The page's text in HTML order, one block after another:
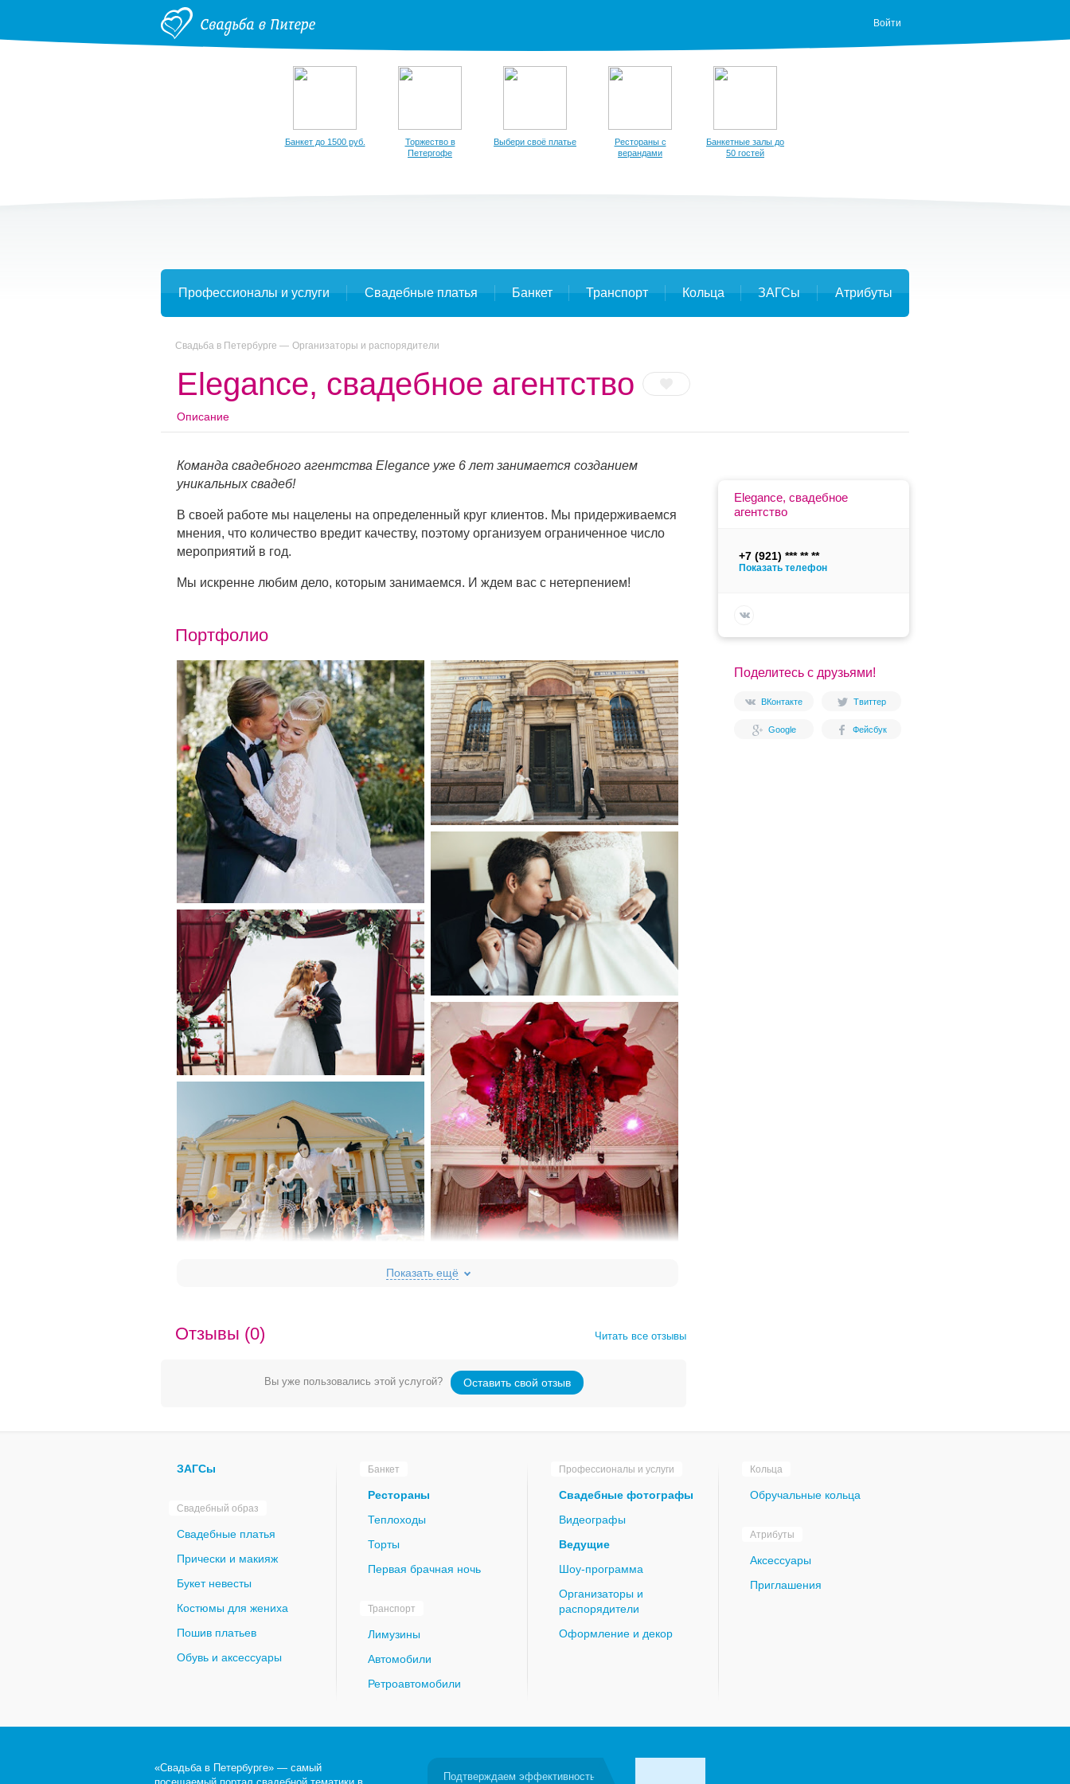
Войти
Банкет до 1500 руб.
Торжество в
Петергофе
Выбери своё платье
Рестораны с
верандами
Банкетные залы до
50 гостей
Профессионалы и услуги Свадебные платья Банкет Транспорт Кольца ЗАГСы Атрибуты
Свадьба в Петербурге Организаторы и распорядители
Elegance, свадебное агентство
Описание
Elegance, свадебное
агентство
+7 (921)
Показать телефон
Поделитесь с друзьями!
ВКонтакте Твиттер
Google Фейсбук
Команда свадебного агентства Elegance уже 6 лет занимается созданием
уникальных свадеб!
В своей работе мы нацелены на определенный круг клиентов. Мы придерживаемся
мнения, что количество вредит качеству, поэтому организуем ограниченное число
мероприятий в год.
Мы искренне любим дело, которым занимаемся. И ждем вас с нетерпением!
Портфолио
Отзывы (0) Читать все отзывы
Вы уже пользовались этой услугой? Оставить свой отзыв
ЗАГСы
Свадебный образ
Свадебные платья
Прически и макияж
Букет невесты
Костюмы для жениха
Пошив платьев
Обувь и аксессуары
Банкет
Рестораны
Теплоходы
Торты
Первая брачная ночь
Транспорт
Лимузины
Автомобили
Ретроавтомобили
Профессионалы и услуги
Свадебные фотографы
Видеографы
Ведущие
Шоу-программа
Организаторы и
распорядители
Оформление и декор
Кольца
Обручальные кольца
Атрибуты
Аксессуары
Приглашения
«Свадьба в Петербурге» — самый
Подтверждаем эффективность